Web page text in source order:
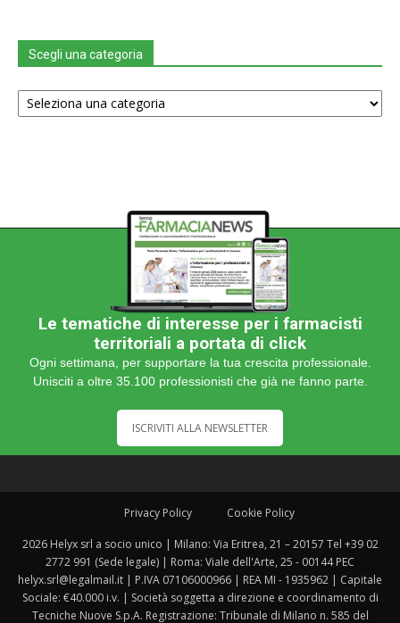
Scegli una categoria
Scegli
una
Le tematiche di interesse per i farmacisti
territoriali a portata di click
Ogni settimana, per supportare la tua crescita professionale.
Unisciti a oltre 35.100 professionisti che già ne fanno parte.
ISCRIVITI ALLA NEWSLETTER
Privacy Policy Cookie Policy
2026 Helyx srl a socio unico | Milano: Via Eritrea, 21 – 20157 Tel +39 02
2772 991 (Sede legale) | Roma: Viale dell'Arte, 25 - 00144 PEC
helyx.srl@legalmail.it | P.IVA 07106000966 | REA MI - 1935962 | Capitale
Sociale: €40.000 i.v. | Società soggetta a direzione e coordinamento di
Tecniche Nuove S.p.A. Registrazione: Tribunale di Milano n. 585 del